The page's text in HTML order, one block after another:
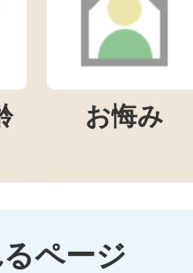
お悔み
ページ